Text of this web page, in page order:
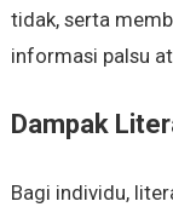
tidak, serta
informasi palsu
Dampak
Bagi individu,